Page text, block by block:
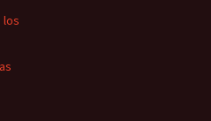
los